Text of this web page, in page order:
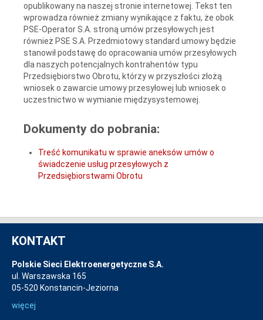
opublikowany na naszej stronie internetowej. Tekst ten
wprowadza również zmiany wynikające z faktu, że obok
PSE-Operator S.A. stroną umów przesyłowych jest
również PSE S.A. Przedmiotowy standard umowy będzie
stanowił podstawę do opracowania umów przesyłowych
dla naszych potencjalnych kontrahentów typu
Przedsiębiorstwo Obrotu, którzy w przyszłości złożą
wniosek o zawarcie umowy przesyłowej lub wniosek o
uczestnictwo w wymianie międzysystemowej.
Dokumenty do pobrania:
Treść komunikatu w sprawie aneksów umów o
świadczenie usług przesyłowych z
Przedsiębiorstwami Obrotu
KONTAKT
Polskie Sieci Elektroenergetyczne S.A.
ul. Warszawska 165
05-520 Konstancin-Jeziorna
więcej